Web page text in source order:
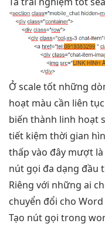
Ởscale tốt những
hoạt màu cần liên tục
biến thành linh hoạt
tiết kiệm thời gian
thấp vào đây mượt
nút gọi đa dạng đầu
Riêng với những ai
chuyển đổi cho
Tạo nút gọi trong